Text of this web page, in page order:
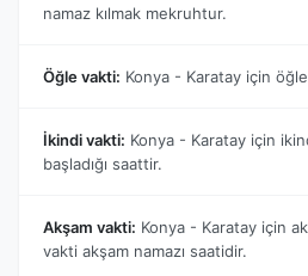
namaz kılmak mekruhtur.
Öğle vakti: Konya - Karatay için
İkindi vakti: Konya - Karatay için
başladığı saattir.
Akşam vakti: Konya - Karatay için
vakti akşam namazı saatidir.